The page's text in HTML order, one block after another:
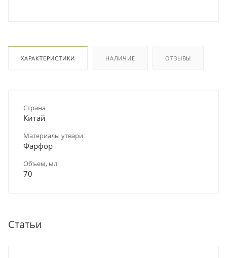
ХАРАКТЕРИСТИКИ НАЛИЧИЕ ОТЗЫВЫ
Страна
Китай
Материалы утвари
Фарфор
Объем, мл
70
Статьи